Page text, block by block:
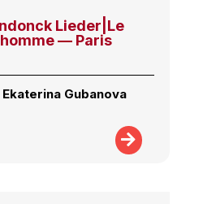
Lieder|Le
— Paris
Gubanova